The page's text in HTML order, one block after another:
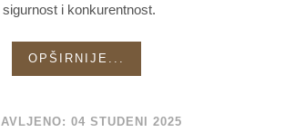
i konkurentnost.
OPŠIRNIJE...
04 STUDENI 2025